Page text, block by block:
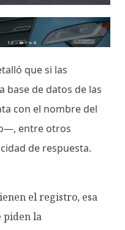
que si las
base de datos de las
con el nombre del
entre otros
de respuesta.
el registro, esa
piden la